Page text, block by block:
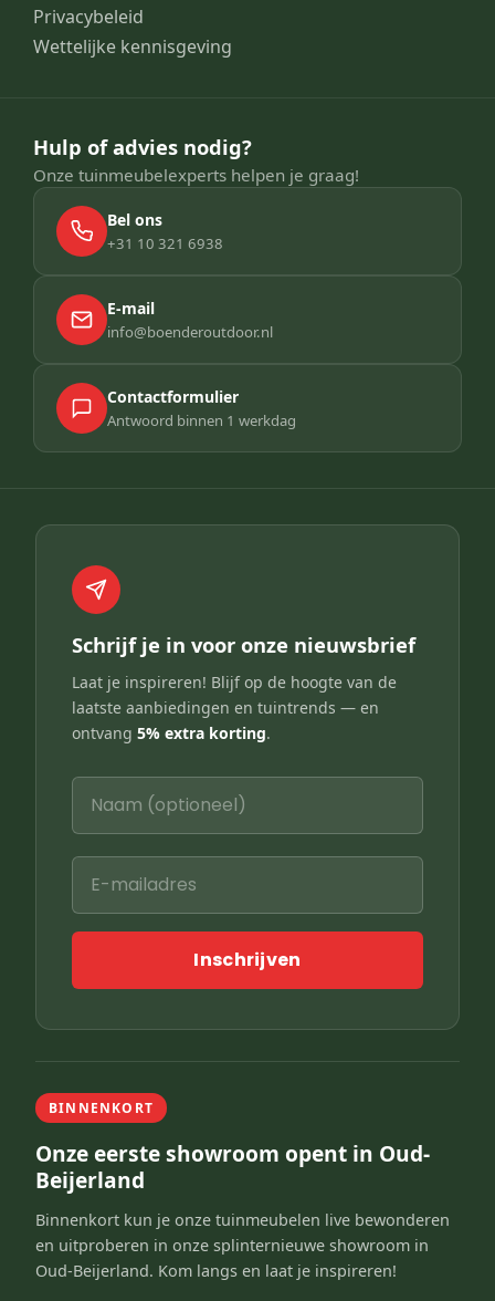
Privacybeleid
Wettelijke kennisgeving
Hulp of advies nodig?
Onze tuinmeubelexperts helpen je graag!
Bel ons
+31 10 321 6938
E-mail
info@boenderoutdoor.nl
Contactformulier
Antwoord binnen 1 werkdag
Schrijf je in voor onze nieuwsbrief
Laat je inspireren! Blijf op de hoogte van de
laatste aanbiedingen en tuintrends — en
ontvang 5% extra korting.
Inschrijven
BINNENKORT
Onze eerste showroom opent in Oud-
Beijerland
Binnenkort kun je onze tuinmeubelen live bewonderen
en uitproberen in onze splinternieuwe showroom in
Oud-Beijerland. Kom langs en laat je inspireren!